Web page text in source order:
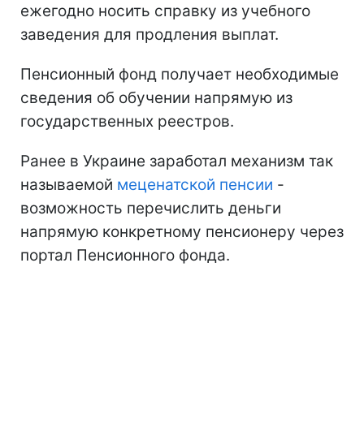
ежегодно носить справку из учебного
заведения для продления выплат.
Пенсионный фонд получает необходимые
сведения об обучении напрямую из
государственных реестров.
Ранее в Украине заработал механизм так
называемой меценатской пенсии -
возможность перечислить деньги
напрямую конкретному пенсионеру через
портал Пенсионного фонда.